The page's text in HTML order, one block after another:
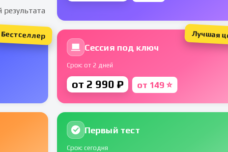
результата
Бестселлер
Сессия под ключ
Срок: от 2 дней
от 2 990 ₽ от 149 ⭐
Лучшая
Первый тест
Срок: сегодня